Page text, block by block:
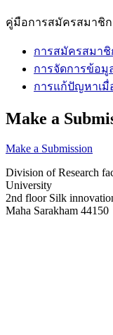
คู่มือการสมัครสมาชิ
การสมัครสมาชิ
การจัดการข้อมู
การแก้ปัญหาเมื่
Make a
Make a Submission
Division of Research
University
2nd floor Silk
Maha Sarakham 44150